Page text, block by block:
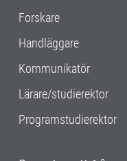
Forskare
Handläggare
Kommunikatör
Lärare/studierektor
Programstudierektor